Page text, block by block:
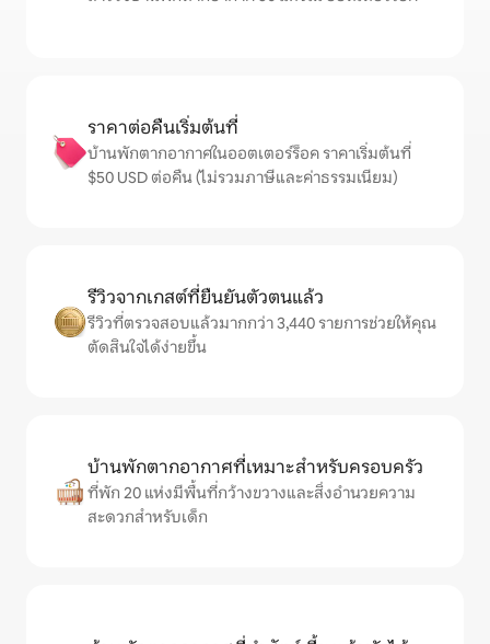
ราคาต่อคืนเริ่มต้นที่
บ้านพักตากอากาศในออตเตอร์ร็อค ราคาเริ่มต้นที่
$50 USD ต่อคืน (ไม่รวมภาษีและค่าธรรมเนียม)
รีวิวจากเกสต์ที่ยืนยันตัวตนแล้ว
รีวิวที่ตรวจสอบแล้วมากกว่า 3,440 รายการช่วยให้คุณ
ตัดสินใจได้ง่ายขึ้น
บ้านพักตากอากาศที่เหมาะสำหรับครอบครัว
ที่พัก 20 แห่งมีพื้นที่กว้างขวางและสิ่งอำนวยความ
สะดวกสำหรับเด็ก